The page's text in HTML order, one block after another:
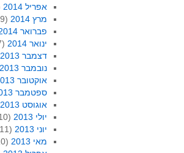
אפריל 2014
מרץ 2014
(9)
פברואר 2014
ינואר 2014
(7)
דצמבר 2013
נובמבר 2013
אוקטובר 2013
ספטמבר 2013
אוגוסט 2013
יולי 2013
(10)
יוני 2013
(11)
מאי 2013
(10)